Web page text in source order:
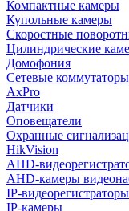
Компактные камеры
Купольные камеры
Скоростные
Цилиндрические
Домофония
Сетевые коммутаторы
AxPro
Датчики
Оповещатели
Охранные
HikVision
AHD-
AHD-камеры
IP-видеорегистраторы
IP-камеры